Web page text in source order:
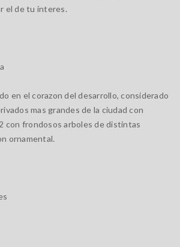
el de tu interes.
en el corazon del desarrollo, considerado
mas grandes de la ciudad con
con frondosos arboles de distintas
ornamental.